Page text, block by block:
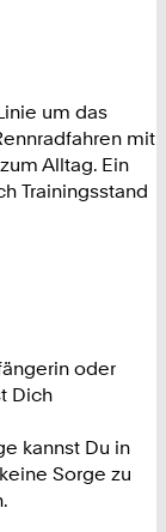
um das
mit
Alltag. Ein
Trainingsstand
oder
Dich
kannst Du in
Sorge zu